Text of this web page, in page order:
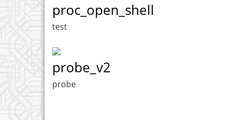
proc_open_shell
test
probe_v2
probe